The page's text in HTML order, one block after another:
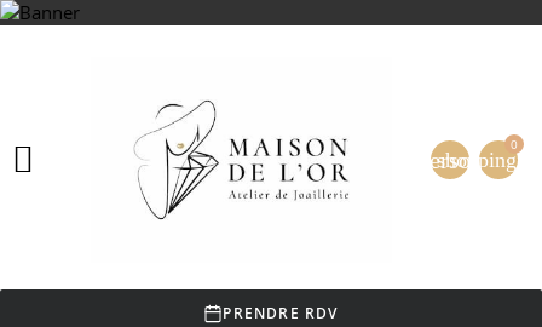
 person
0
PRENDRE RDV